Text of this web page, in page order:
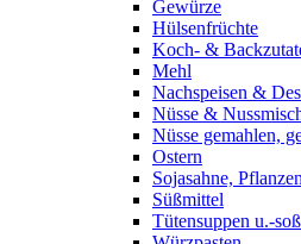
Gewürze
Hülsenfrüchte
Koch- &
Mehl
Nachspeisen &
Nüsse &
Nüsse gemahlen,
Ostern
Sojasahne,
Süßmittel
Tütensuppen u.-